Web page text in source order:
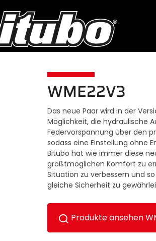
WME22V3
Das neue Paar wird in der
Möglichkeit, die hydraulische
Federvorspannung über den
sodass eine Einstellung ohne
Bitubo hat wie immer diese
größtmöglichen Komfort zu
Situation zu verbessern und
gleiche Sicherheit zu
Produkte ansehen